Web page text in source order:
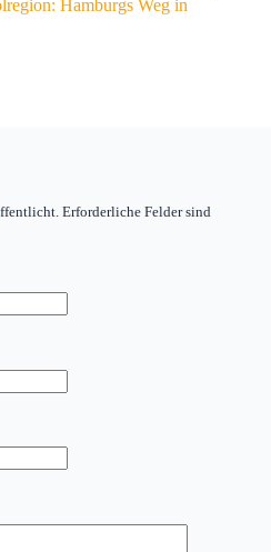
Hamburgs Weg in
Erforderliche Felder sind